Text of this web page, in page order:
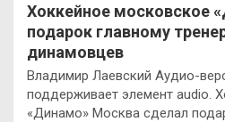
Хоккейное московское
подарок главному
динамовцев
Владимир Лаевский Аудио-
поддерживает элемент audio.
«Динамо» Москва сделал